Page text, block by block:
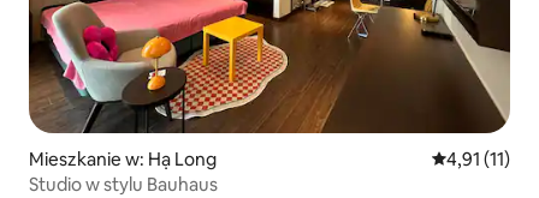
Mieszkanie w: Hạ Long Średnia
4,91 (11)
Studio w stylu Bauhaus